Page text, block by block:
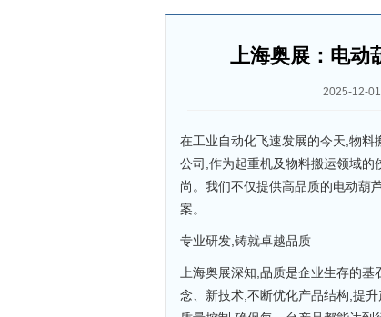
上海奥展：电动
2025-12-
在工业自动化飞速发展的今天,物
公司,作为起重机及物料搬运领域
尚。我们不仅提供高品质的电动葫
案。
专业研发,铸就卓越品质
上海奥展深知,品质是企业生存的
念、新技术,不断优化产品结构,提